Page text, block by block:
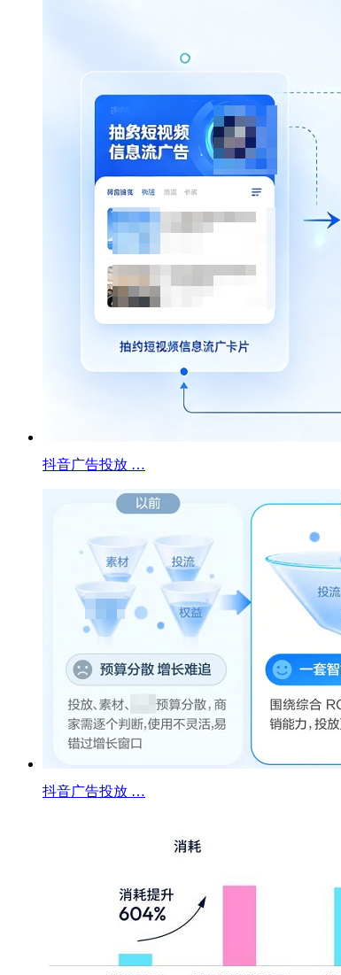
抖音广告投放 …
抖音广告投放 …